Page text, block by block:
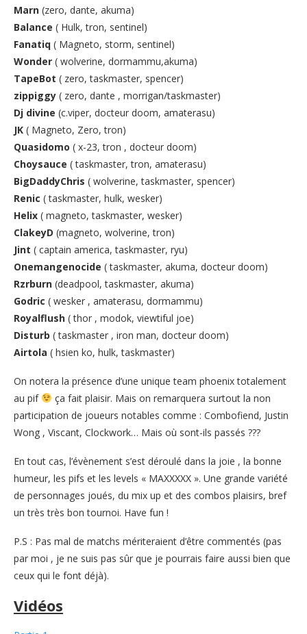
Marn (zero, dante, akuma)
Balance ( Hulk, tron, sentinel)
Fanatiq ( Magneto, storm, sentinel)
Wonder ( wolverine, dormammu,akuma)
TapeBot ( zero, taskmaster, spencer)
zippiggy ( zero, dante , morrigan/taskmaster)
Dj divine (c.viper, docteur doom, amaterasu)
JK ( Magneto, Zero, tron)
Quasidomo ( x-23, tron , docteur doom)
Choysauce ( taskmaster, tron, amaterasu)
BigDaddyChris ( wolverine, taskmaster, spencer)
Renic ( taskmaster, hulk, wesker)
Helix ( magneto, taskmaster, wesker)
ClakeyD (magneto, wolverine, tron)
Jint ( captain america, taskmaster, ryu)
Onemangenocide ( taskmaster, akuma, docteur doom)
Rzrburn (deadpool, taskmaster, akuma)
Godric ( wesker , amaterasu, dormammu)
Royalflush ( thor , modok, viewtiful joe)
Disturb ( taskmaster , iron man, docteur doom)
Airtola ( hsien ko, hulk, taskmaster)
On notera la présence d’une unique team phoenix totalement
au pif
ça fait plaisir. Mais on remarquera surtout la non
participation de joueurs notables comme : Combofiend, Justin
Wong , Viscant, Clockwork… Mais où sont-ils passés ???
En tout cas, l’évènement s’est déroulé dans la joie , la bonne
humeur, les pifs et les levels « MAXXXXX ». Une grande variété
de personnages joués, du mix up et des combos plaisirs, bref
un très très bon tournoi. Have fun !
P.S : Pas mal de matchs mériteraient d’être commentés (pas
par moi , je ne suis pas sûr que je pourrais faire aussi bien que
ceux qui le font déjà).
Vidéos